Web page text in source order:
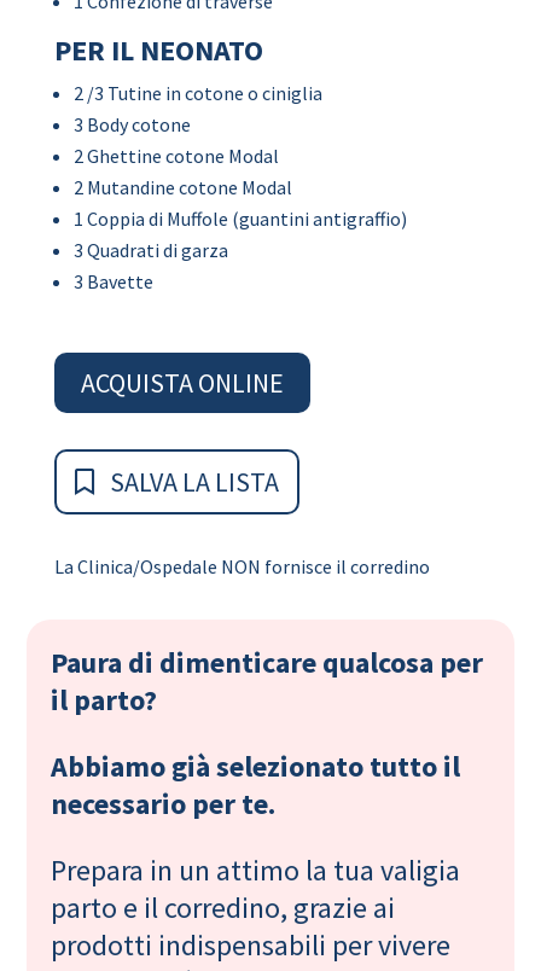
PER IL NEONATO
2 /3 Tutine in cotone o ciniglia
3 Body cotone
2 Ghettine cotone Modal
2 Mutandine cotone Modal
1 Coppia di Muffole (guantini antigraffio)
3 Quadrati di garza
3 Bavette
ACQUISTA ONLINE
SALVA LA LISTA
La Clinica/Ospedale NON fornisce il corredino
Paura di dimenticare qualcosa per
il parto?
Abbiamo già selezionato tutto il
necessario per te.
Prepara in un attimo la tua valigia
parto e il corredino, grazie ai
prodotti indispensabili per vivere